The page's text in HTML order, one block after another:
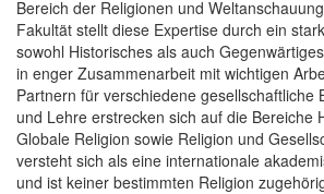
Bereich der Religionen und
Fakultät stellt diese Expertise durch ein
sowohl Historisches als auch
in enger Zusammenarbeit mit wichtigen
Partnern für verschiedene gesellschaftliche
und Lehre erstrecken sich auf die Bereiche
Globale Religion sowie Religion und
versteht sich als eine internationale
und ist keiner bestimmten Religion